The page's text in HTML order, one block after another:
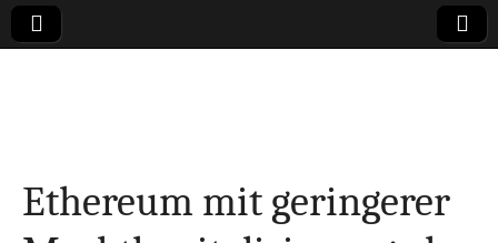
Finanzen,
Ethereum mit geringerer